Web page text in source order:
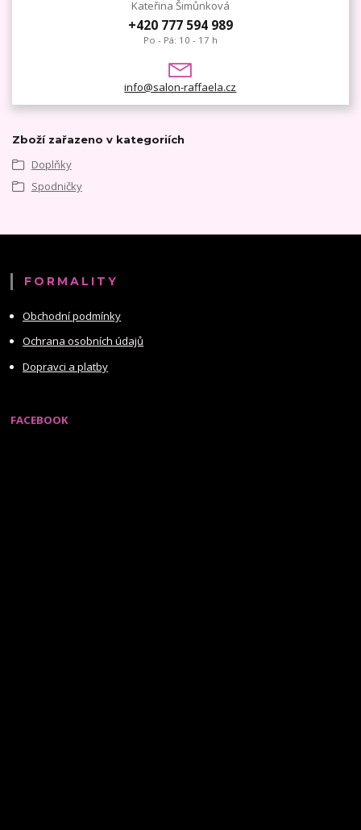
Kateřina Šimůnková
+420 777 594 989
Po - Pá: 10 - 17 h
info@salon-raffaela.cz
Zboží zařazeno v kategoriích
Doplňky
Spodničky
FORMALITY
Obchodní podmínky
Ochrana osobních údajů
Dopravci a platby
FACEBOOK